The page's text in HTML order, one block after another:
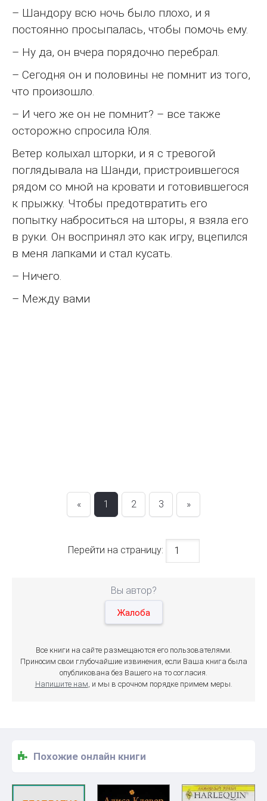
– Шандору всю ночь было плохо, и я
постоянно просыпалась, чтобы помочь ему.
– Ну да, он вчера порядочно перебрал.
– Сегодня он и половины не помнит из того,
что произошло.
– И чего же он не помнит? – все также
осторожно спросила Юля.
Ветер колыхал шторки, и я с тревогой
поглядывала на Шанди, пристроившегося
рядом со мной на кровати и готовившегося
к прыжку. Чтобы предотвратить его
попытку наброситься на шторы, я взяла его
в руки. Он воспринял это как игру, вцепился
в меня лапками и стал кусать.
– Ничего.
– Между вами
« 1 2 3 »
Перейти на страницу:
Вы автор?
Жалоба
Все книги на сайте размещаются его пользователями.
Приносим свои глубочайшие извинения, если Ваша книга была
опубликована без Вашего на то согласия.
Напишите нам, и мы в срочном порядке примем меры.
Похожие онлайн книги